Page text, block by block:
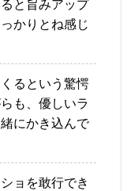
と旨みアップ
かりとね感じ
るという驚愕
も、優しいラ
にかき込んで
ョを敢行でき